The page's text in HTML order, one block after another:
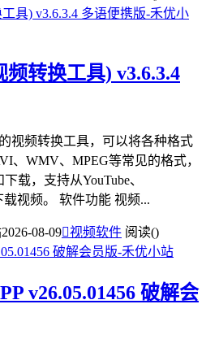
频转换工具) v3.6.3.4
视频转换工具，可以将各种格式
、WMV、MPEG等常见的格式，
载，支持从YouTube、
视频。 软件功能 视频...
2026-08-09视频软件 阅读()
v26.05.01456 破解会